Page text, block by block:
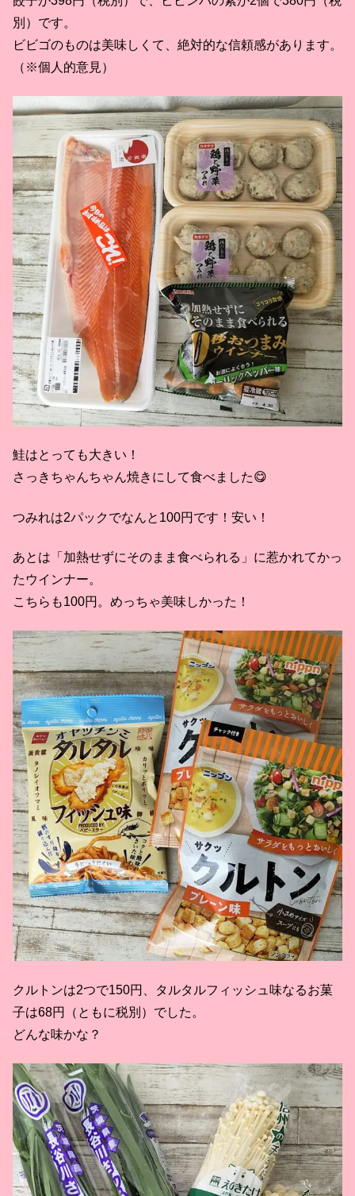
別）です。
ビビゴのものは美味しくて、絶対的な信頼感があります。
（※個人的意見）
鮭はとっても大きい！
さっきちゃんちゃん焼きにして食べました😋
つみれは2パックでなんと100円です！安い！
あとは「加熱せずにそのまま食べられる」に惹かれてかっ
たウインナー。
こちらも100円。めっちゃ美味しかった！
クルトンは2つで150円、タルタルフィッシュ味なるお菓
子は68円（ともに税別）でした。
どんな味かな？